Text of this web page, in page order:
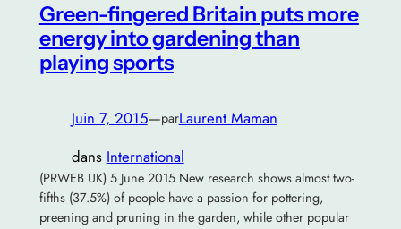
Green-fingered Britain puts more
energy into gardening than
playing sports
Juin 7, 2015—parLaurent Maman
dans International
(PRWEB UK) 5 June 2015 New research shows almost two-
fifths (37.5%) of people have a passion for pottering,
preening and pruning in the garden, while other popular